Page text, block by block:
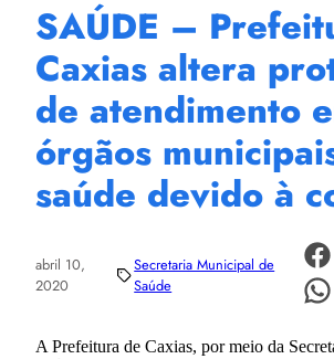
SAÚDE –
Caxias altera
de atendimento
órgãos
saúde devido à
abril 10,
2020
Secretaria Municipal de
Saúde
A Prefeitura de Caxias, por meio da